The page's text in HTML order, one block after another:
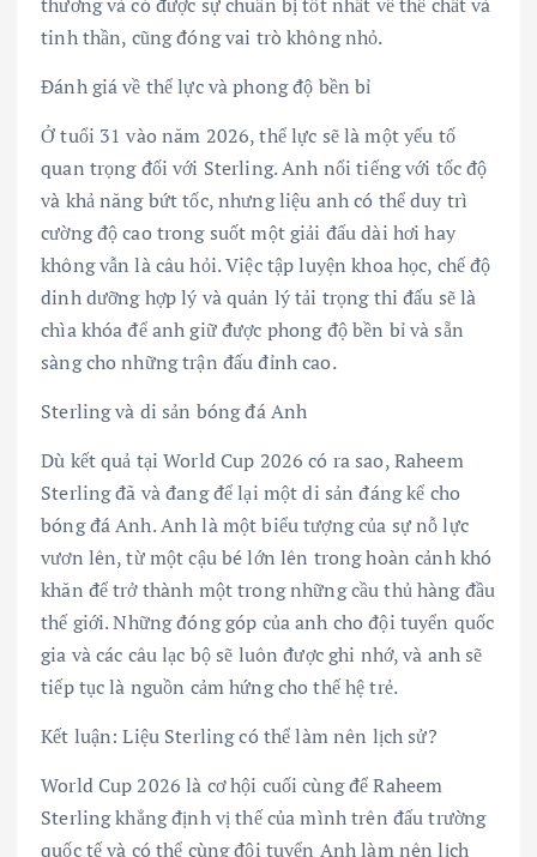
tinh thần, cũng đóng vai trò không nhỏ.
Đánh giá về thể lực và phong độ bền bỉ
Ở tuổi 31 vào năm 2026, thể lực sẽ là một yếu tố
quan trọng đối với Sterling. Anh nổi tiếng với tốc độ
và khả năng bứt tốc, nhưng liệu anh có thể duy trì
cường độ cao trong suốt một giải đấu dài hơi hay
không vẫn là câu hỏi. Việc tập luyện khoa học, chế độ
dinh dưỡng hợp lý và quản lý tải trọng thi đấu sẽ là
chìa khóa để anh giữ được phong độ bền bỉ và sẵn
sàng cho những trận đấu đỉnh cao.
Sterling và di sản bóng đá Anh
Dù kết quả tại World Cup 2026 có ra sao, Raheem
Sterling đã và đang để lại một di sản đáng kể cho
bóng đá Anh. Anh là một biểu tượng của sự nỗ lực
vươn lên, từ một cậu bé lớn lên trong hoàn cảnh khó
khăn để trở thành một trong những cầu thủ hàng đầu
thế giới. Những đóng góp của anh cho đội tuyển quốc
gia và các câu lạc bộ sẽ luôn được ghi nhớ, và anh sẽ
tiếp tục là nguồn cảm hứng cho thế hệ trẻ.
Kết luận: Liệu Sterling có thể làm nên lịch sử?
World Cup 2026 là cơ hội cuối cùng để Raheem
Sterling khẳng định vị thế của mình trên đấu trường
quốc tế và có thể cùng đội tuyển Anh làm nên lịch